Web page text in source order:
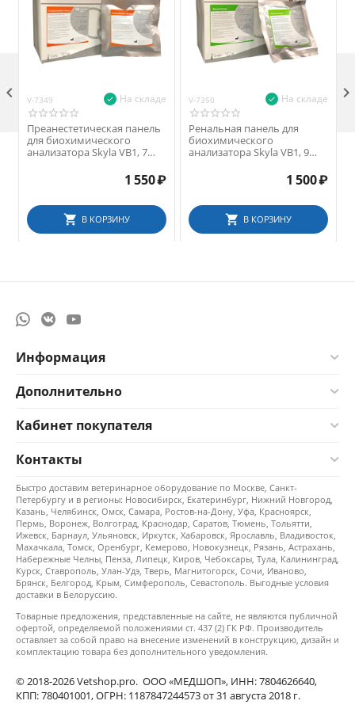
V-7349 На складе
Преанестетическая панель
для биохимического
анализатора Skyla VB1, 7
1 550₽
В КОРЗИНУ
V-7350 На складе
Ренальная панель для
биохимического
анализатора Skyla VB1, 9
1 500₽
В КОРЗИНУ
 
Информация
Дополнительно
Кабинет покупателя
Контакты
Быстро доставим ветеринарное оборудование по Москве, Санкт-
Петербургу и в регионы: Новосибирск, Екатеринбург, Нижний Новгород,
Казань, Челябинск, Омск, Самара, Ростов-на-Дону, Уфа, Красноярск,
Пермь, Воронеж, Волгоград, Краснодар, Саратов, Тюмень, Тольятти,
Ижевск, Барнаул, Ульяновск, Иркутск, Хабаровск, Ярославль, Владивосток,
Махачкала, Томск, Оренбург, Кемерово, Новокузнецк, Рязань, Астрахань,
Набережные Челны, Пенза, Липецк, Киров, Чебоксары, Тула, Калининград,
Курск, Ставрополь, Улан-Удэ, Тверь, Магнитогорск, Сочи, Иваново,
Брянск, Белгород, Крым, Симферополь, Севастополь. Выгодные условия
доставки в Белоруссию.
Товарные предложения, представленные на сайте, не являются публичной
офертой, определяемой положениями ст. 437 (2) ГК РФ. Производитель
оставляет за собой право на внесение изменений в конструкцию, дизайн и
комплектацию товара без дополнительного уведомления.
© 2018-2026 Vetshop.pro. ООО «МЕДШОП», ИНН: 7804626640,
КПП: 780401001, ОГРН: 1187847244573 от 31 августа 2018 г.